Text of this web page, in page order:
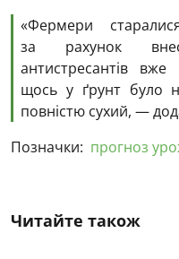
«Фермери
за рахунок
антистресантів
щось у ґрунт було
повністю сухий, —
Позначки: прогноз
Читайте також